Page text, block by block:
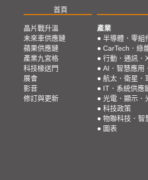
首頁
晶片戰升溫
未來車供應鏈
蘋果供應鏈
產業九宮格
科技椽送門
展會
影音
修訂與更新
產業
● 半導體．零組
● CarTech．綠
● 行動．通訊．
● AI．智慧應用
● 航太．衛星．
● IT．系統供應
● 光電．顯示．
● 科技政策
● 物聯科技．智
● 圖表